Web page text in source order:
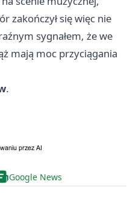
zakończył się więc nie
sygnałem, że we
mają moc przyciągania
.
Google News